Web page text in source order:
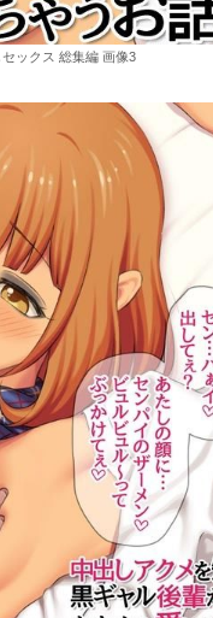
ックス 総集編 画像3